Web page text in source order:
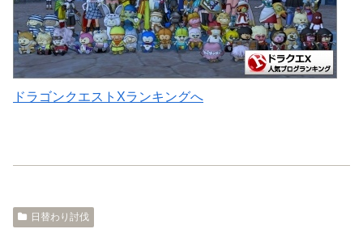
ドラゴンクエストXランキングへ
日替わり討伐